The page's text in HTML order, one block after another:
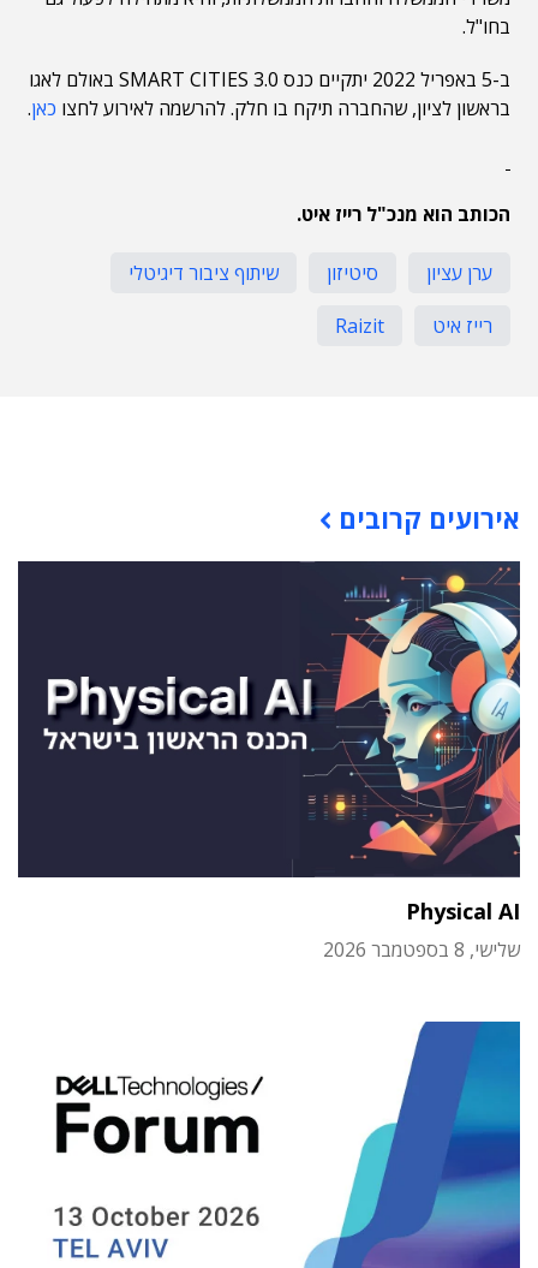
בחו"ל.
ב-5 באפריל 2022 יתקיים כנס SMART CITIES 3.0 באולם לאגו
בראשון לציון, שהחברה תיקח בו חלק. להרשמה לאירוע לחצו כאן.
הכותב הוא מנכ"ל רייז איט.
ערן עציון סיטיזון
שיתוף ציבור דיגיטלי
רייז איט
Raizit
אירועים קרובים
Physical AI
שלישי, 8 בספטמבר 2026